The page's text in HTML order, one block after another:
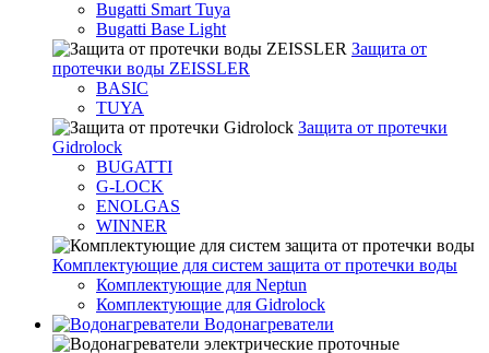
Bugatti Smart Tuya
Bugatti Base Light
Защита от
протечки воды ZEISSLER
BASIC
TUYA
Защита от протечки
Gidrolock
BUGATTI
G-LOCK
ENOLGAS
WINNER
Комплектующие для систем защита от протечки воды
Комплектующие для Neptun
Комплектующие для Gidrolock
Водонагреватели